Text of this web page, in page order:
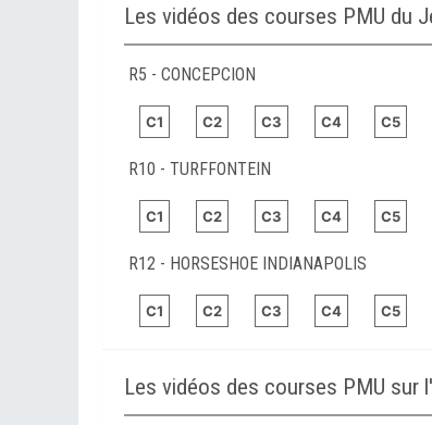
Les vidéos des courses PMU du
R5 - CONCEPCION
C1 C2 C3 C4 C5
R10 - TURFFONTEIN
C1 C2 C3 C4 C5
R12 - HORSESHOE INDIANAPOLIS
C1 C2 C3 C4 C5
Les vidéos des courses PMU sur